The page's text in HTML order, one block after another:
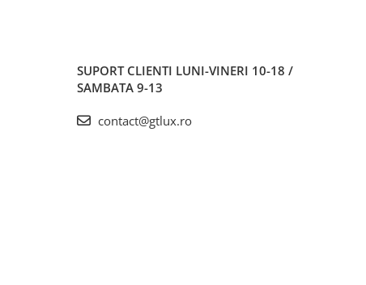
SUPORT CLIENTI LUNI-VINERI 10-18 /
SAMBATA 9-13
contact@gtlux.ro